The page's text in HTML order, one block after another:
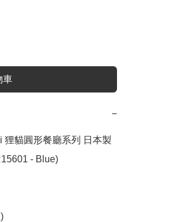
車
−
狸貓圓形餐廳系列 日本製
- Blue)